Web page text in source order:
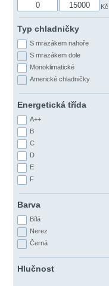
Kč
Typ chladničky
S mrazákem nahoře
S mrazákem dole
Monoklimatické
Americké chladničky
Energetická třída
A++
B
C
D
E
F
Barva
Bílá
Nerez
Černá
Hlučnost